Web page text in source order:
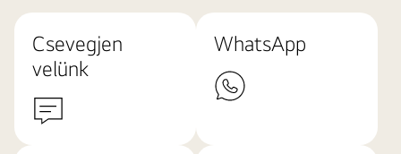
Csevegjen
velünk
WhatsApp